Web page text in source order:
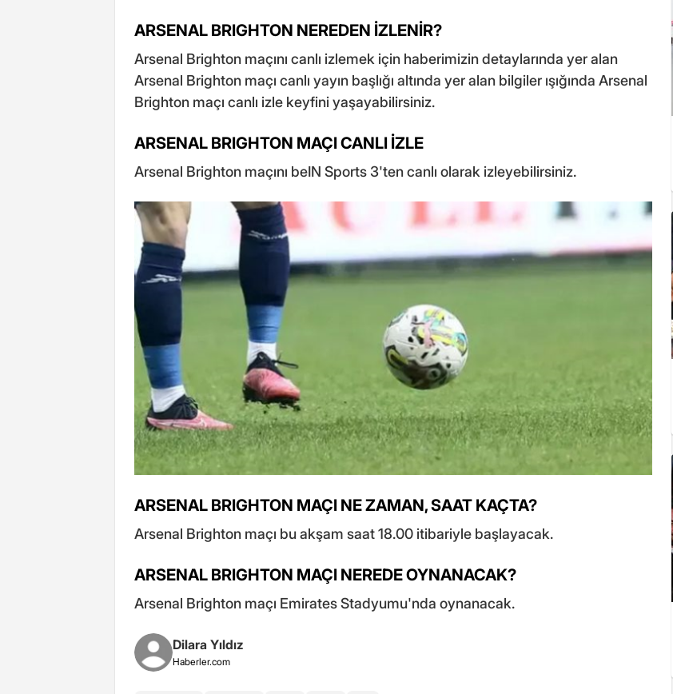
ARSENAL BRIGHTON NEREDEN İZLENİR?
Arsenal Brighton maçını canlı izlemek için haberimizin detaylarında yer alan
Arsenal Brighton maçı canlı yayın başlığı altında yer alan bilgiler ışığında Arsenal
Brighton maçı canlı izle keyfini yaşayabilirsiniz.
ARSENAL BRIGHTON MAÇI CANLI İZLE
Arsenal Brighton maçını beIN Sports 3'ten canlı olarak izleyebilirsiniz.
ARSENAL BRIGHTON MAÇI NE ZAMAN, SAAT KAÇTA?
Arsenal Brighton maçı bu akşam saat 18.00 itibariyle başlayacak.
ARSENAL BRIGHTON MAÇI NEREDE OYNANACAK?
Arsenal Brighton maçı Emirates Stadyumu'nda oynanacak.
Dilara Yıldız
Haberler.com